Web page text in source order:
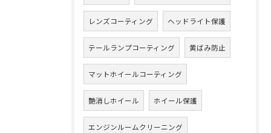
レンズコーティング ヘッドライト保護
テールランプコーティング 黄ばみ防止
マットホイールコーティング
艶消しホイール ホイール保護
エンジンルームクリーニング